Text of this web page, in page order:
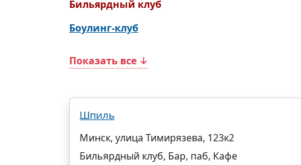
Бильярдный клуб
Боулинг-клуб
Показать все ↓
Шпиль
Минск, улица Тимирязева, 123к2
Бильярдный клуб, Бар, паб, Кафе
Производственный календарь
Документы для ЗАГСа